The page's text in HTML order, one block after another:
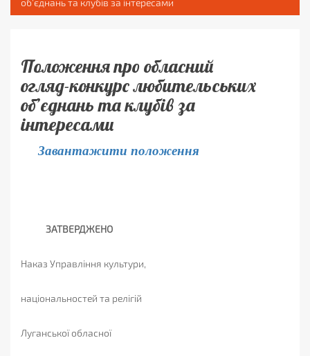
об’єднань та клубів за інтересами
Положення про обласний
огляд-конкурс любительських
об’єднань та клубів за
інтересами
Завантажити положення
ЗАТВЕРДЖЕНО
Наказ Управління культури,
національностей та релігій
Луганської обласної